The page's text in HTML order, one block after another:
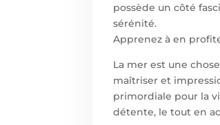
possède un côté
sérénité.
Apprenez à en
La mer est une
maîtriser et
primordiale pour la
détente, le tout en